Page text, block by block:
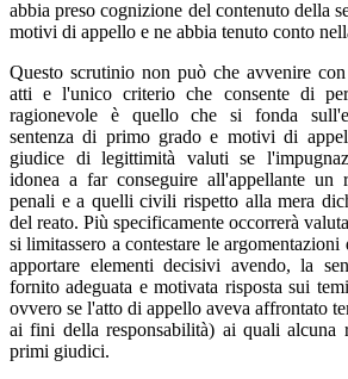
abbia preso cognizione del contenuto della
motivi di appello e ne abbia tenuto conto
Questo scrutinio non può che avvenire
atti e l'unico criterio che consente di
ragionevole è quello che si fonda
sentenza di primo grado e motivi di
giudice di legittimità valuti se
idonea a far conseguire all'appellante un
penali e a quelli civili rispetto alla mera
del reato. Più specificamente occorrerà
si limitassero a contestare le
apportare elementi decisivi avendo, la
fornito adeguata e motivata risposta sui
ovvero se l'atto di appello aveva affrontato
ai fini della responsabilità) ai quali alcuna
primi giudici.